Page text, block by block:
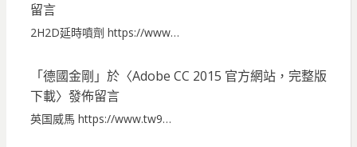
留言
2H2D延時噴劑 https://www…
「德國金剛 」於〈Adobe CC 2015 官方網站，完整版
下載〉發佈留言
英国威馬 https://www.tw9…